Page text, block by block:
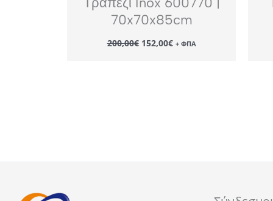
70x70x85cm
200,00€ Original
price
152,00€Η
τρέχουσα
+ ΦΠΑ